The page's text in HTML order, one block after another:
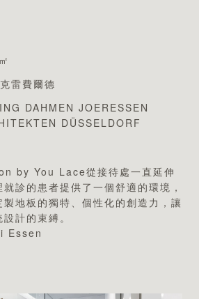
雷費爾德
DAHMEN JOERESSEN
DÜSSELDORF
by You Lace從接待處一直延伸
診的患者提供了一個舒適的環境，
地板的獨特、個性化的創造力，讓
計的束縛。